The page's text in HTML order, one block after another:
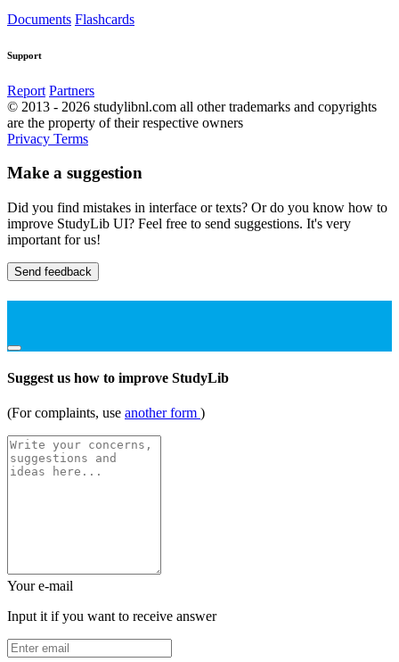
Documents Flashcards
Support
Report Partners
© 2013 - 2026 studylibnl.com all other trademarks and copyrights
are the property of their respective owners
Privacy Terms
Make a suggestion
Did you find mistakes in interface or texts? Or do you know how to
improve StudyLib UI? Feel free to send suggestions. It's very
important for us!
Send feedback
Suggest us how to improve StudyLib
(For complaints, use another form )
Your e-mail
Input it if you want to receive answer